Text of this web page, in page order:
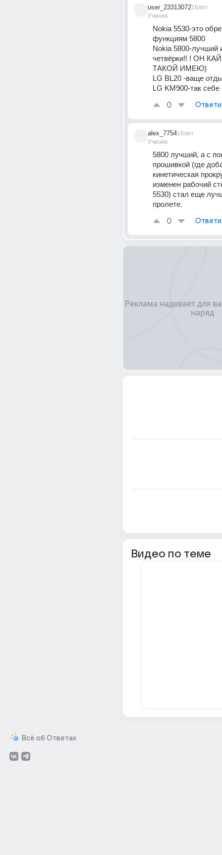
Всё об Ответах
user_23313072
Ученик
16лет
Nokia 5530-это
функциям 5800
Nokia 5800-лучший
четвёрки!! ! ОН
ТАКОЙ ИМЕЮ)
LG BL20 -ваще
LG KM900-так себе
0
alex_7754
Ученик
16лет
5800 лучший, а с
прошивкой (где
кинетическая
изменен рабочий
5530) стал еще
пролете.
0
Видео по теме